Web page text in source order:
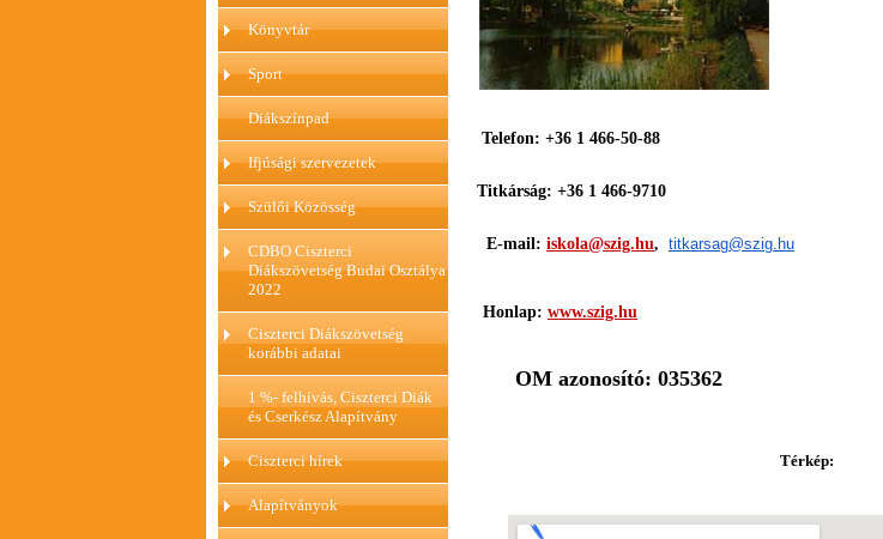
Könyvtár
Sport
Diákszínpad
Ifjúsági szervezetek
Szülői Közösség
CDBO Ciszterci
Diákszövetség Budai Osztálya
2022
Ciszterci Diákszövetség
korábbi adatai
1 %- felhívás, Ciszterci Diák
és Cserkész Alapítvány
Ciszterci hírek
Alapítványok
Telefon: +36 1 466-50-88
Titkárság: +36 1 466-9710
E-mail: iskola@szig.hu, titkarsag@szig.hu
Honlap: www.szig.hu
OM azonosító: 035362
Térkép: